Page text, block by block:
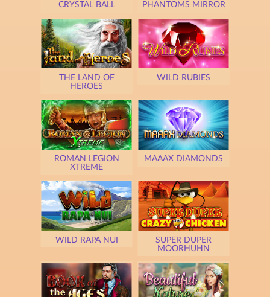
CRYSTAL BALL PHANTOMS MIRROR
THE LAND OF
HEROES
WILD RUBIES
ROMAN LEGION
XTREME
MAAAX DIAMONDS
WILD RAPA NUI
SUPER DUPER
MOORHUHN